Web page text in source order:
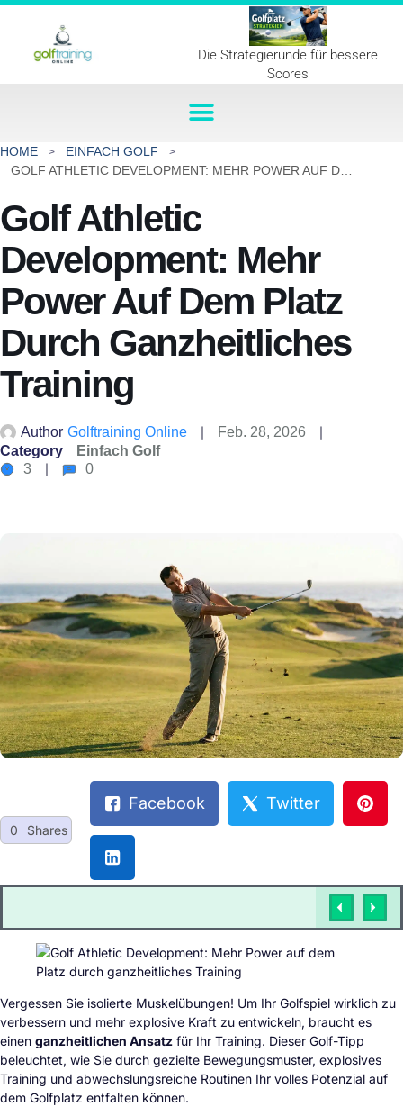
Die Strategierunde für bessere
Scores
HOME
EINFACH GOLF
Golf Athletic
Development: Mehr
Power Auf Dem Platz
Durch Ganzheitliches
Training
Author Golftraining Online
Feb. 28, 2026
Category
Einfach Golf
3
0
0 Shares
Facebook Twitter
Vergessen Sie isolierte Muskelübungen! Um Ihr Golfspiel wirklich zu
verbessern und mehr explosive Kraft zu entwickeln, braucht es
einen ganzheitlichen Ansatz für Ihr Training. Dieser Golf-Tipp
beleuchtet, wie Sie durch gezielte Bewegungsmuster, explosives
Training und abwechslungsreiche Routinen Ihr volles Potenzial auf
dem Golfplatz entfalten können.